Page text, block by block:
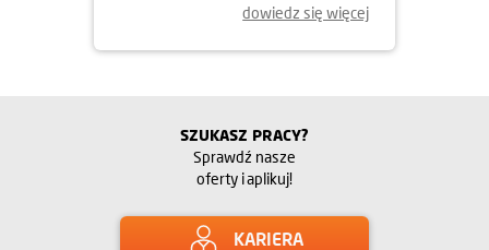
dowiedz się więcej
SZUKASZ PRACY?
Sprawdź nasze
oferty i aplikuj!
KARIERA